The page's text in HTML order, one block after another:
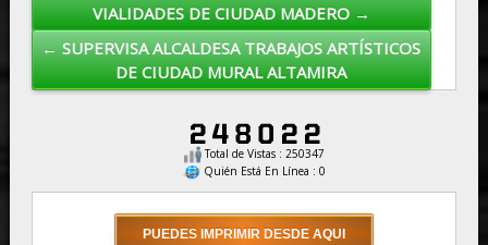
VIALIDADES DE CIUDAD MADERO →
← SUPERVISA ALCALDESA TRABAJOS ARTÍSTICOS
DE CIUDAD MURAL ALTAMIRA
Total de Vistas : 250347
Quién Está En Línea : 0